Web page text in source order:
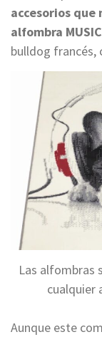
accesorios
alfombra
bulldog francés,
Las alfombras
cualquier
Aunque este